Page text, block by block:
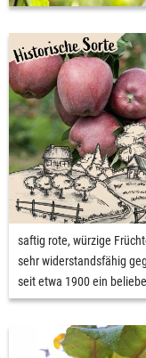
saftig rote, würzige
sehr widerstandsfähig
seit etwa 1900 ein